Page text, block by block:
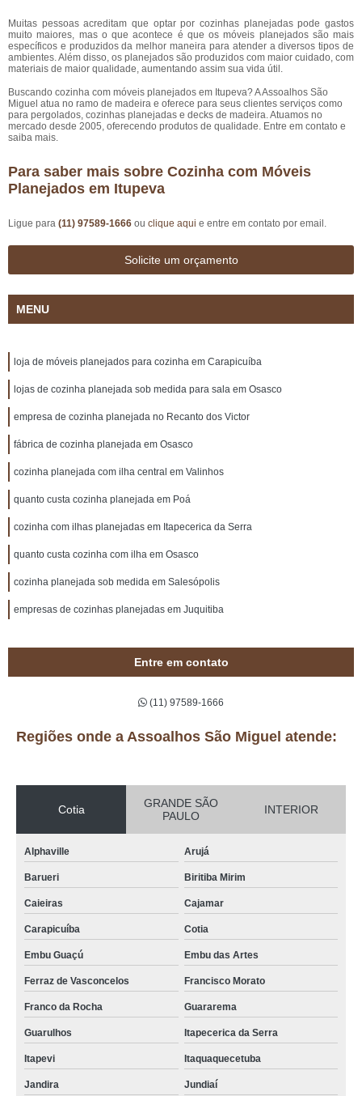
Muitas pessoas acreditam que optar por cozinhas planejadas pode gastos
muito maiores, mas o que acontece é que os móveis planejados são mais
específicos e produzidos da melhor maneira para atender a diversos tipos de
ambientes. Além disso, os planejados são produzidos com maior cuidado, com
materiais de maior qualidade, aumentando assim sua vida útil.
Buscando cozinha com móveis planejados em Itupeva? A Assoalhos São
Miguel atua no ramo de madeira e oferece para seus clientes serviços como
para pergolados, cozinhas planejadas e decks de madeira. Atuamos no
mercado desde 2005, oferecendo produtos de qualidade. Entre em contato e
saiba mais.
Para saber mais sobre Cozinha com Móveis
Planejados em Itupeva
Ligue para (11) 97589-1666 ou clique aqui e entre em contato por email.
Solicite um orçamento
MENU
loja de móveis planejados para cozinha em Carapicuíba
lojas de cozinha planejada sob medida para sala em Osasco
empresa de cozinha planejada no Recanto dos Victor
fábrica de cozinha planejada em Osasco
cozinha planejada com ilha central em Valinhos
quanto custa cozinha planejada em Poá
cozinha com ilhas planejadas em Itapecerica da Serra
quanto custa cozinha com ilha em Osasco
cozinha planejada sob medida em Salesópolis
empresas de cozinhas planejadas em Juquitiba
Entre em contato
(11) 97589-1666
Regiões onde a Assoalhos São Miguel atende:
Cotia
GRANDE SÃO
PAULO
INTERIOR
Alphaville Arujá
Barueri Biritiba Mirim
Caieiras Cajamar
Carapicuíba Cotia
Embu Guaçú Embu das Artes
Ferraz de Vasconcelos Francisco Morato
Franco da Rocha Guararema
Guarulhos Itapecerica da Serra
Itapevi Itaquaquecetuba
Jandira Jundiaí